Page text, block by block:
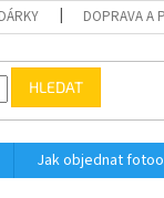
DOPRAVA A
HLEDAT
Jak objednat